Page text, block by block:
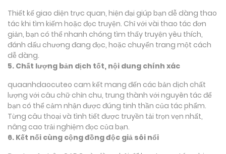
Thiết kế giao diện trực quan, hiện đại giúp bạn dễ dàng thao
tác khi tìm kiếm hoặc đọc truyện. Chỉ với vài thao tác đơn
giản, bạn có thể nhanh chóng tìm thấy truyện yêu thích,
đánh dấu chương đang đọc, hoặc chuyển trang một cách
dễ dàng.
5. Chất lượng bản dịch tốt, nội dung chính xác
quaanhdaocuteo cam kết mang đến các bản dịch chất
lượng với câu chữ chỉn chu, trung thành với nguyên tác để
bạn có thể cảm nhận được đúng tinh thần của tác phẩm.
Từng câu thoại và tình tiết được truyền tải trọn vẹn nhất,
nâng cao trải nghiệm đọc của bạn.
6. Kết nối cùng cộng đồng độc giả sôi nổi